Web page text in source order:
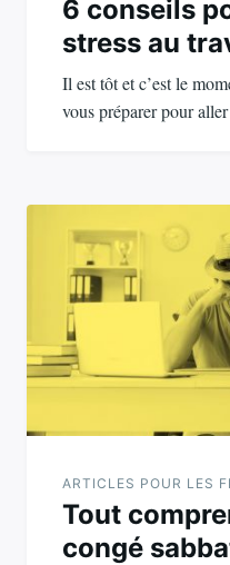
6 conseils
stress au
Il est tôt et c’est le
vous préparer pour
ARTICLES POUR LES
Tout
congé